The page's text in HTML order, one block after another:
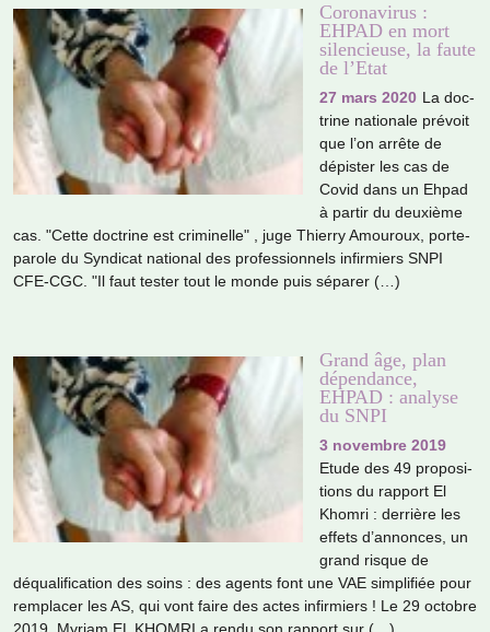
Coronavirus :
EHPAD en mort
silencieuse, la faute
de l’Etat
27 mars 2020 La doc­
trine natio­nale pré­voit
que l’on arrête de
dépis­ter les cas de
Covid dans un Ehpad
à partir du deuxième
cas. "Cette doc­trine est cri­mi­nelle" , juge Thierry Amouroux, porte-
parole du Syndicat natio­nal des pro­fes­sion­nels infir­miers SNPI
CFE-CGC. "Il faut tester tout le monde puis sépa­rer (…)
Grand âge, plan
dépendance,
EHPAD : analyse
du SNPI
3 novembre 2019
Etude des 49 pro­po­si­
tions du rap­port El
Khomri : der­rière les
effets d’annon­ces, un
grand risque de
déqua­li­fi­ca­tion des soins : des agents font une VAE sim­pli­fiée pour
rem­pla­cer les AS, qui vont faire des actes infir­miers ! Le 29 octo­bre